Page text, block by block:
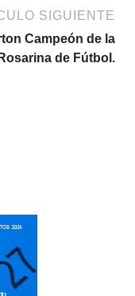
SIGUIENTE
Campeón de la
de Fútbol.